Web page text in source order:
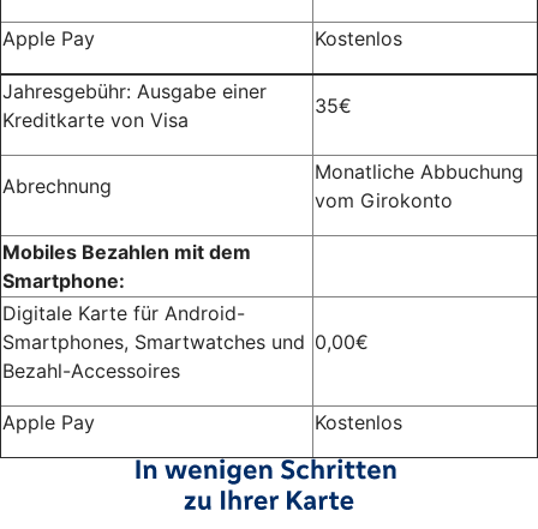
Apple Pay Kostenlos
Jahresgebühr: Ausgabe einer
Kreditkarte von Visa
35€
Abrechnung
Monatliche Abbuchung
vom Girokonto
Mobiles Bezahlen mit dem
Smartphone:
Digitale Karte für Android-
Smartphones, Smartwatches und
Bezahl-Accessoires
0,00€
Apple Pay Kostenlos